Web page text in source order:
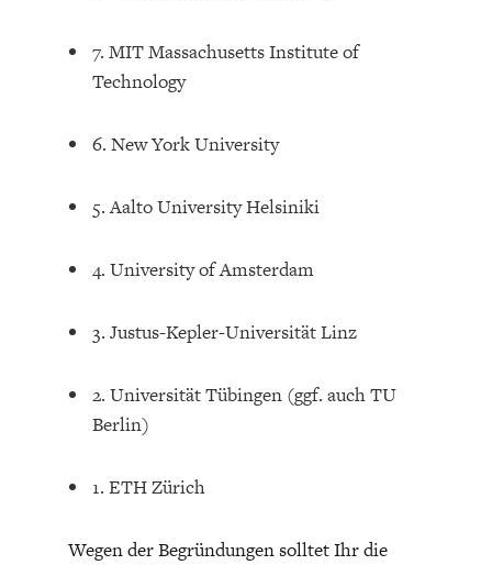
7. MIT Massachusetts Institute of
Technology
6. New York University
5. Aalto University Helsiniki
4. University of Amsterdam
3. Justus-Kepler-Universität Linz
2. Universität Tübingen (ggf. auch TU
Berlin)
1. ETH Zürich
Wegen der Begründungen solltet Ihr die